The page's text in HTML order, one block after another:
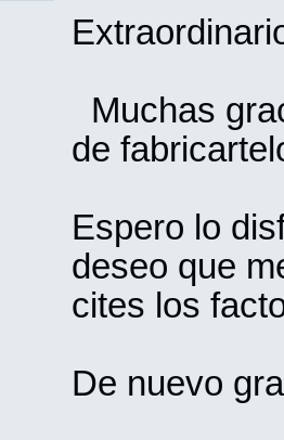
Muchas
de
Espero lo
deseo que
cites los
De nuevo